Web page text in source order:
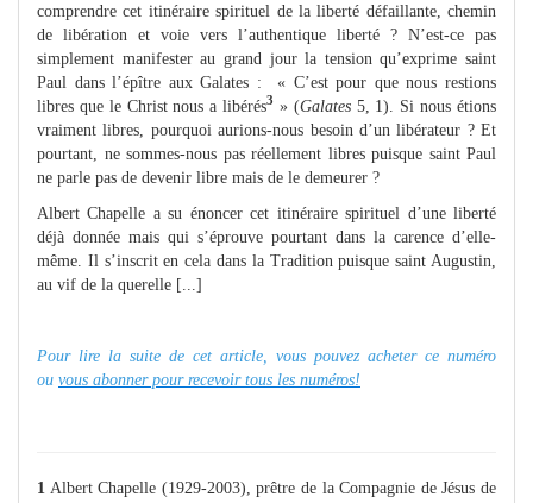
comprendre cet itinéraire spirituel de la liberté défaillante, chemin
de libération et voie vers l’authentique liberté ? N’est-ce pas
simplement manifester au grand jour la tension qu’exprime saint
Paul dans l’épître aux Galates : « C’est pour que nous restions
libres que le Christ nous a libérés3 » (Galates 5, 1). Si nous étions
vraiment libres, pourquoi aurions-nous besoin d’un libérateur ? Et
pourtant, ne sommes-nous pas réellement libres puisque saint Paul
ne parle pas de devenir libre mais de le demeurer ?
Albert Chapelle a su énoncer cet itinéraire spirituel d’une liberté
déjà donnée mais qui s’éprouve pourtant dans la carence d’elle-
même. Il s’inscrit en cela dans la Tradition puisque saint Augustin,
au vif de la querelle [...]
Pour lire la suite de cet article, vous pouvez acheter ce numéro
ou vous abonner pour recevoir tous les numéros!
1 Albert Chapelle (1929-2003), prêtre de la Compagnie de Jésus de